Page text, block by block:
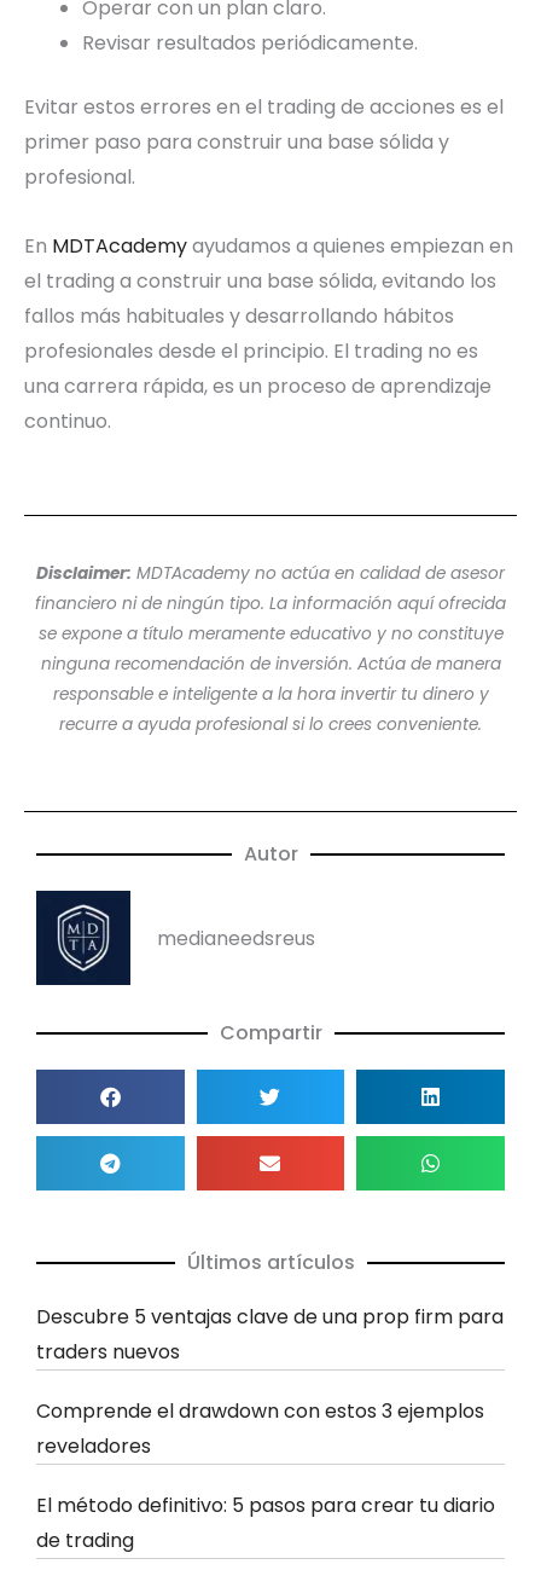
Operar con un plan claro.
Revisar resultados periódicamente.
Evitar estos errores en el trading de acciones es el
primer paso para construir una base sólida y
profesional.
En MDTAcademyayudamos a quienes empiezan en
el trading a construir una base sólida, evitando los
fallos más habituales y desarrollando hábitos
profesionales desde el principio. El trading no es
una carrera rápida, es un proceso de aprendizaje
continuo.
Disclaimer: MDTAcademy no actúa en calidad de asesor
financiero ni de ningún tipo. La información aquí ofrecida
se expone a título meramente educativo y no constituye
ninguna recomendación de inversión. Actúa de manera
responsable e inteligente a la hora invertir tu dinero y
recurre a ayuda profesional si lo crees conveniente.
Autor
medianeedsreus
Compartir
Últimos artículos
Descubre 5 ventajas clave de una prop firm para
traders nuevos
Comprende el drawdown con estos 3 ejemplos
reveladores
El método definitivo: 5 pasos para crear tu diario
de trading